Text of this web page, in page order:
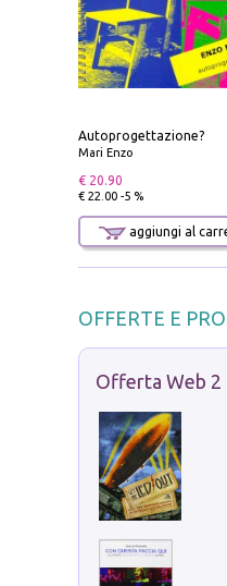
Autoprogettazione?
Mari Enzo
€ 20.90
€ 22.00 -5 %
aggiungi al
OFFERTE E
Offerta Web 2